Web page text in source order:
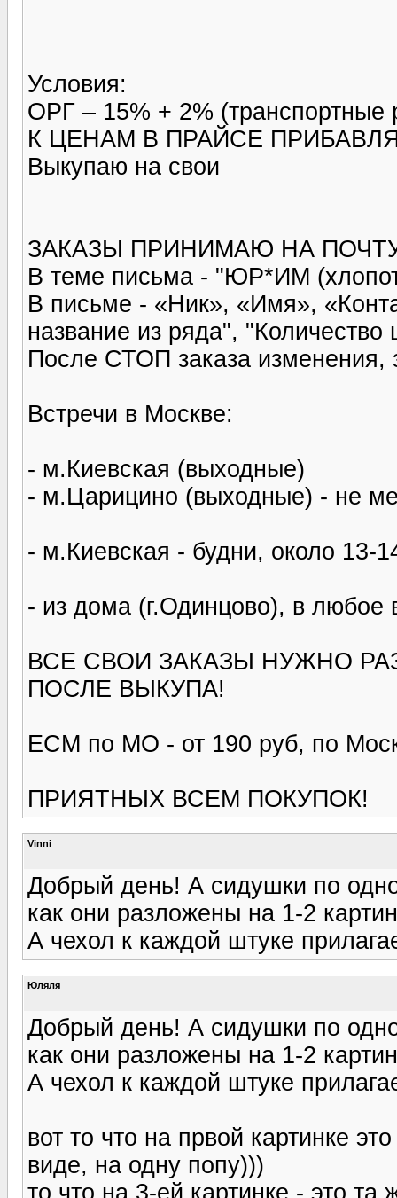
Условия:
ОРГ – 15% + 2% (транспортные
К ЦЕНАМ В ПРАЙСЕ
Выкупаю на свои
ЗАКАЗЫ ПРИНИМАЮ НА ПОЧТУ
В теме письма - "ЮР*ИМ
В письме - «Ник», «Имя»,
название из ряда", "Количество
После СТОП заказа изменения,
Встречи в Москве:
- м.Киевская (выходные)
- м.Царицино (выходные) - не
- м.Киевская - будни, около 13-
- из дома (г.Одинцово), в любое
ВСЕ СВОИ ЗАКАЗЫ НУЖНО
ПОСЛЕ ВЫКУПА!
ЕСМ по МО - от 190 руб, по
ПРИЯТНЫХ ВСЕМ ПОКУПОК!
Vinni
Добрый день! А сидушки по
как они разложены на 1-2
А чехол к каждой штуке
Юляля
Добрый день! А сидушки по
как они разложены на 1-2
А чехол к каждой штуке
вот то что на првой картинке
виде, на одну попу)))
то что на 3-ей картинке - это